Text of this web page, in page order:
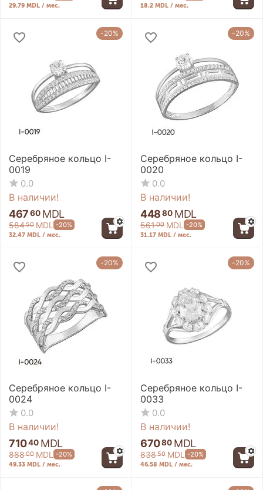
29.79 MDL / мес. 18.2 MDL / мес.
-20%
Серебряное кольцо I-
0019
0.0
В наличии!
46760 MDL
58450 MDL -20%
32.47 MDL / мес.
-20%
Серебряное кольцо I-
0020
0.0
В наличии!
44880 MDL
56100 MDL -20%
31.17 MDL / мес.
-20%
Серебряное кольцо I-
0024
0.0
В наличии!
71040 MDL
88800 MDL -20%
49.33 MDL / мес.
-20%
Серебряное кольцо I-
0033
0.0
В наличии!
67080 MDL
83850 MDL -20%
46.58 MDL / мес.